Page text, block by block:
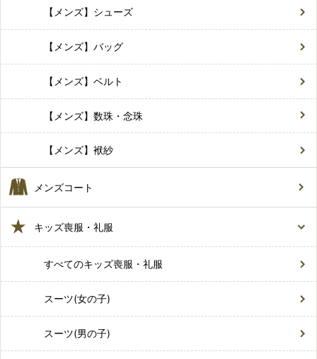
【メンズ】シューズ
【メンズ】バッグ
【メンズ】ベルト
【メンズ】数珠・念珠
【メンズ】袱紗
メンズコート
キッズ喪服・礼服
すべてのキッズ喪服・礼服
スーツ(女の子)
スーツ(男の子)